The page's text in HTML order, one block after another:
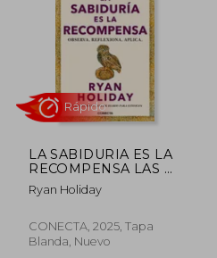
5%
dcto. 23,70 €
LA SABIDURIA ES LA
RECOMPENSA LAS 4
VIRTUDES ESTOICAS
4
Ryan Holiday
CONECTA, 2025, Tapa
Blanda, Nuevo